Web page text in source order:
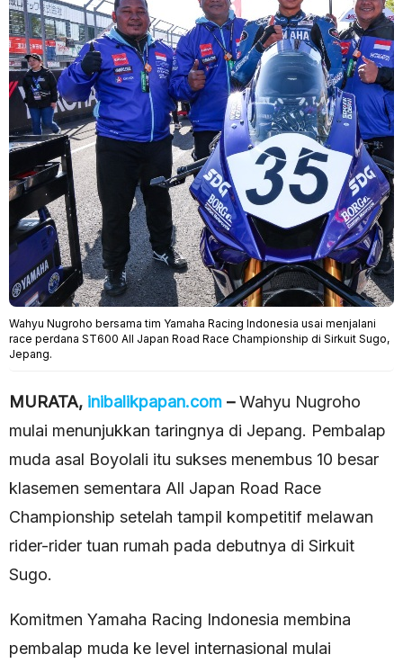
Wahyu Nugroho bersama tim Yamaha Racing Indonesia usai menjalani
race perdana ST600 All Japan Road Race Championship di Sirkuit Sugo,
Jepang.
MURATA, inibalikpapan.com –Wahyu Nugroho
mulai menunjukkan taringnya di Jepang. Pembalap
muda asal Boyolali itu sukses menembus 10 besar
klasemen sementara All Japan Road Race
Championship setelah tampil kompetitif melawan
rider-rider tuan rumah pada debutnya di Sirkuit
Sugo.
Komitmen Yamaha Racing Indonesia membina
pembalap muda ke level internasional mulai